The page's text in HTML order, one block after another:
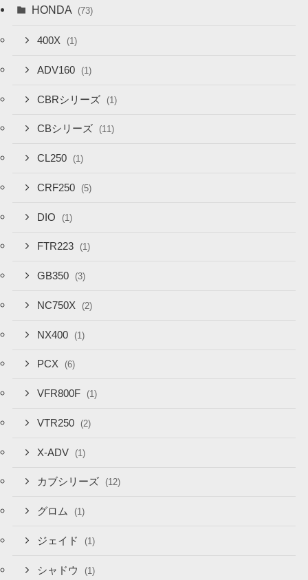
HONDA (73)
400X (1)
ADV160 (1)
CBRシリーズ (1)
CBシリーズ (11)
CL250 (1)
CRF250 (5)
DIO (1)
FTR223 (1)
GB350 (3)
NC750X (2)
NX400 (1)
PCX (6)
VFR800F (1)
VTR250 (2)
X-ADV (1)
カブシリーズ (12)
グロム (1)
ジェイド (1)
シャドウ (1)